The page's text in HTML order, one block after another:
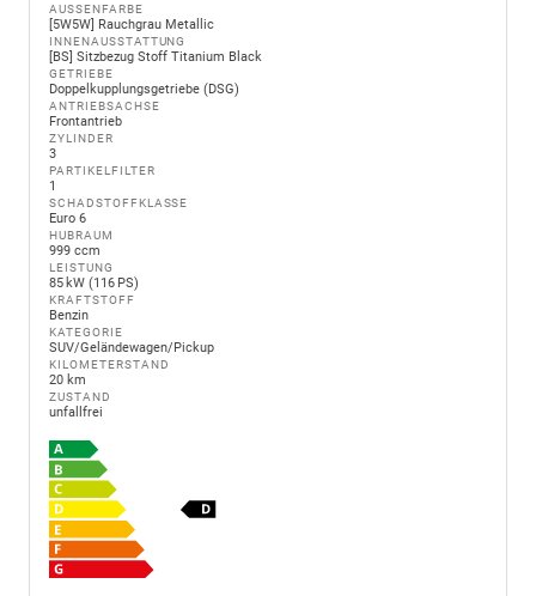
AUSSENFARBE
[5W5W] Rauchgrau Metallic
INNENAUSSTATTUNG
[BS] Sitzbezug Stoff Titanium Black
GETRIEBE
Doppelkupplungsgetriebe (DSG)
ANTRIEBSACHSE
Frontantrieb
ZYLINDER
3
PARTIKELFILTER
1
SCHADSTOFFKLASSE
Euro 6
HUBRAUM
999 ccm
LEISTUNG
85 kW (116 PS)
KRAFTSTOFF
Benzin
KATEGORIE
SUV/Geländewagen/Pickup
KILOMETERSTAND
20 km
ZUSTAND
unfallfrei